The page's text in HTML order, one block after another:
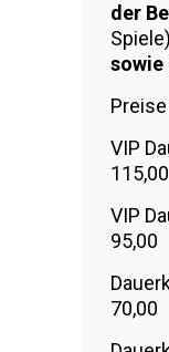
der
Spiele)
sowie
VIP
115,00
VIP
95,00
70,00